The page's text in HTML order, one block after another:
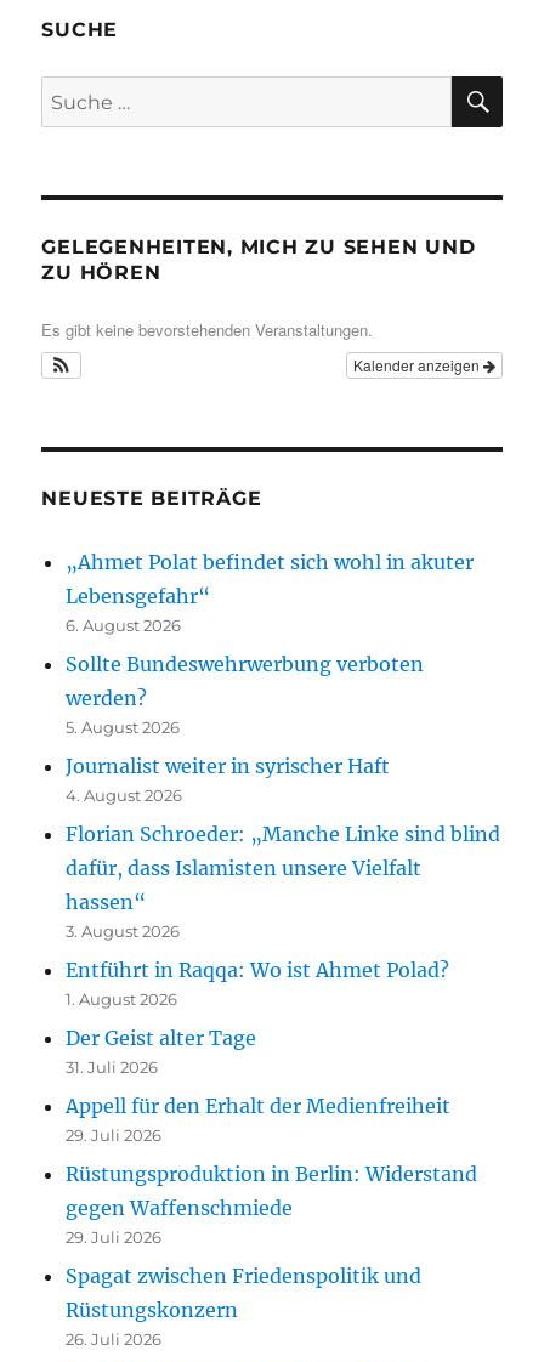
SUCHE
Suche
nach:
GELEGENHEITEN, MICH ZU SEHEN UND
ZU HÖREN
Es gibt keine bevorstehenden Veranstaltungen.
Kalender anzeigen
NEUESTE BEITRÄGE
„Ahmet Polat befindet sich wohl in akuter
Lebensgefahr“
6. August 2026
Sollte Bundeswehrwerbung verboten
werden?
5. August 2026
Journalist weiter in syrischer Haft
4. August 2026
Florian Schroeder: „Manche Linke sind blind
dafür, dass Islamisten unsere Vielfalt
hassen“
3. August 2026
Entführt in Raqqa: Wo ist Ahmet Polad?
1. August 2026
Der Geist alter Tage
31. Juli 2026
Appell für den Erhalt der Medienfreiheit
29. Juli 2026
Rüstungsproduktion in Berlin: Widerstand
gegen Waffenschmiede
29. Juli 2026
Spagat zwischen Friedenspolitik und
Rüstungskonzern
26. Juli 2026